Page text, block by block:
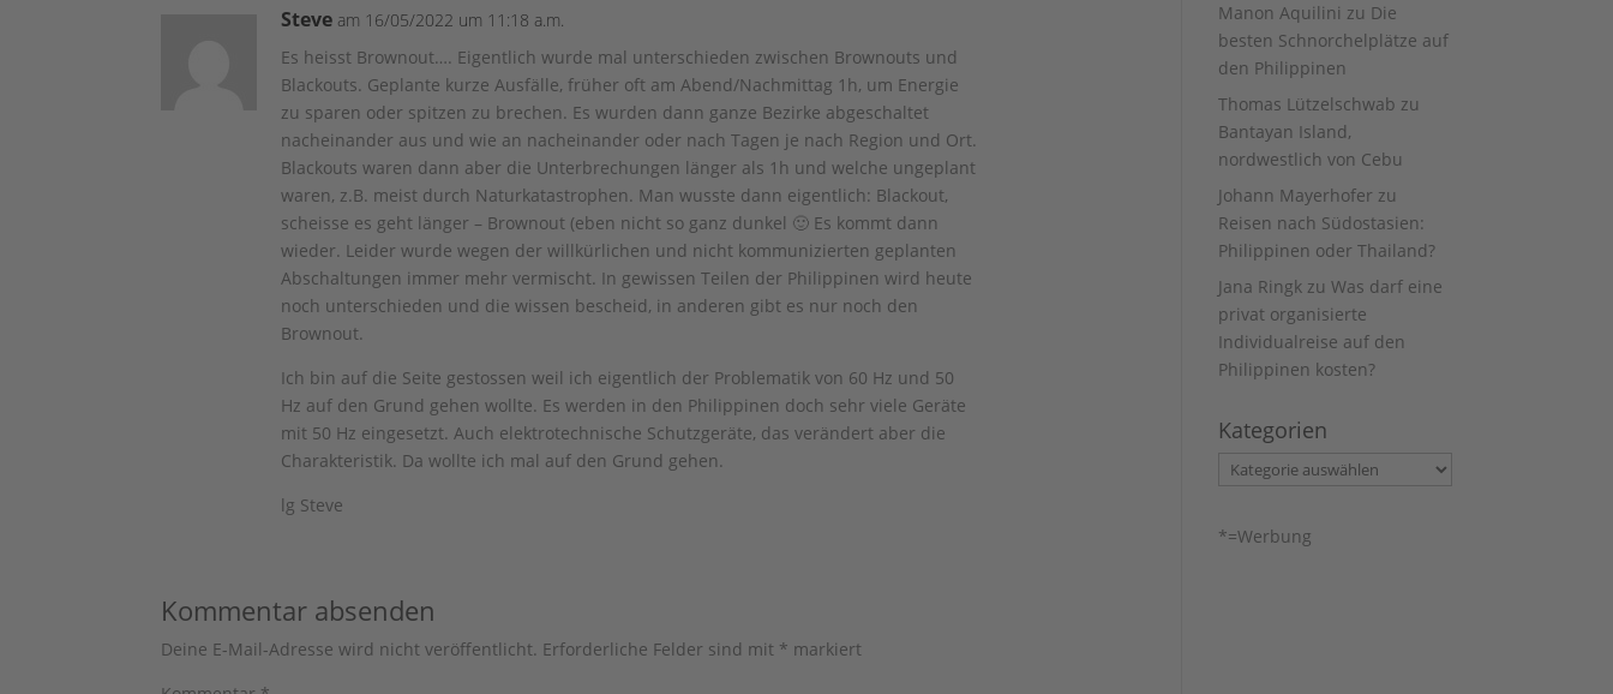
Steve am 16/05/2022 um 11:18 a.m.
Es heisst Brownout…. Eigentlich wurde mal unterschieden zwischen Brownouts und
Blackouts. Geplante kurze Ausfälle, früher oft am Abend/Nachmittag 1h, um Energie
zu sparen oder spitzen zu brechen. Es wurden dann ganze Bezirke abgeschaltet
nacheinander aus und wie an nacheinander oder nach Tagen je nach Region und Ort.
Blackouts waren dann aber die Unterbrechungen länger als 1h und welche ungeplant
waren, z.B. meist durch Naturkatastrophen. Man wusste dann eigentlich: Blackout,
scheisse es geht länger – Brownout (eben nicht so ganz dunkel 🙂 Es kommt dann
wieder. Leider wurde wegen der willkürlichen und nicht kommunizierten geplanten
Abschaltungen immer mehr vermischt. In gewissen Teilen der Philippinen wird heute
noch unterschieden und die wissen bescheid, in anderen gibt es nur noch den
Brownout.
Ich bin auf die Seite gestossen weil ich eigentlich der Problematik von 60 Hz und 50
Hz auf den Grund gehen wollte. Es werden in den Philippinen doch sehr viele Geräte
mit 50 Hz eingesetzt. Auch elektrotechnische Schutzgeräte, das verändert aber die
Charakteristik. Da wollte ich mal auf den Grund gehen.
lg Steve
Kommentar absenden
Deine E-Mail-Adresse wird nicht veröffentlicht. Erforderliche Felder sind mit * markiert
Manon Aquilini zu Die
besten Schnorchelplätze auf
den Philippinen
Thomas Lützelschwab zu
Bantayan Island,
nordwestlich von Cebu
Johann Mayerhofer zu
Reisen nach Südostasien:
Philippinen oder Thailand?
Jana Ringk zuWas darf eine
privat organisierte
Individualreise auf den
Philippinen kosten?
Kategorien
Kategorien
*=Werbung